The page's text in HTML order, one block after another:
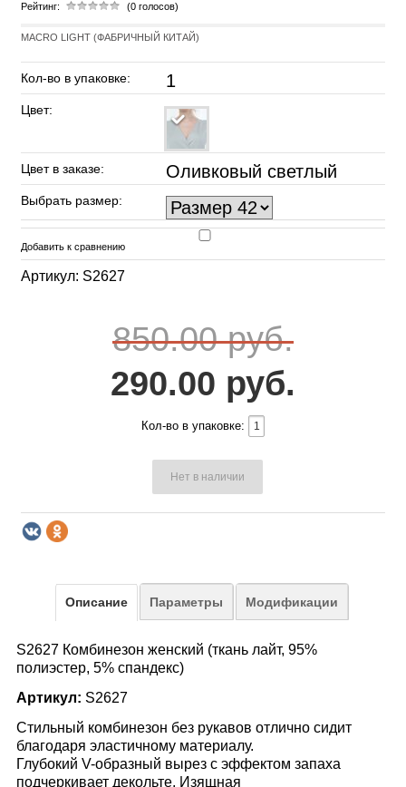
Рейтинг: (0 голосов)
MACRO LIGHT (ФАБРИЧНЫЙ КИТАЙ)
Кол-во в упаковке: 1
Цвет:
Цвет в заказе: Оливковый светлый
Выбрать размер:
Добавить к сравнению
Артикул: S2627
850.00 руб.
290.00 руб.
Кол-во в упаковке:
Нет в наличии
Описание Параметры Модификации
S2627 Комбинезон женский (ткань лайт, 95%
полиэстер, 5% спандекс)
Артикул: S2627
Стильный комбинезон без рукавов отлично сидит
благодаря эластичному материалу.
Глубокий V-образный вырез с эффектом запаха
подчеркивает декольте. Изящная